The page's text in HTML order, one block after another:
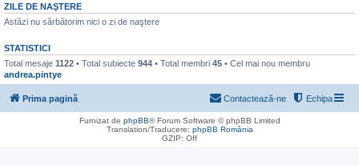
ZILE DE NAŞTERE
Astăzi nu sărbătorim nici o zi de naştere
STATISTICI
Total mesaje 1122 • Total subiecte 944 • Total membri 45 • Cel mai nou membru
andrea.pintye
Prima pagină Echipa
Contactează-ne
Furnizat de phpBB® Forum Software © phpBB Limited
Translation/Traducere: phpBB România
GZIP: Off